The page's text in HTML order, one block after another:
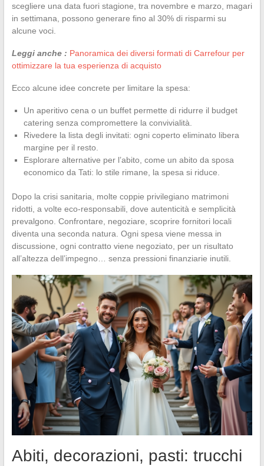
scegliere una data fuori stagione, tra novembre e marzo, magari
in settimana, possono generare fino al 30% di risparmi su
alcune voci.
Leggi anche : Panoramica dei diversi formati di Carrefour per
ottimizzare la tua esperienza di acquisto
Ecco alcune idee concrete per limitare la spesa:
Un aperitivo cena o un buffet permette di ridurre il budget
catering senza compromettere la convivialità.
Rivedere la lista degli invitati: ogni coperto eliminato libera
margine per il resto.
Esplorare alternative per l’abito, come un abito da sposa
economico da Tati: lo stile rimane, la spesa si riduce.
Dopo la crisi sanitaria, molte coppie privilegiano matrimoni
ridotti, a volte eco-responsabili, dove autenticità e semplicità
prevalgono. Confrontare, negoziare, scoprire fornitori locali
diventa una seconda natura. Ogni spesa viene messa in
discussione, ogni contratto viene negoziato, per un risultato
all’altezza dell’impegno… senza pressioni finanziarie inutili.
Abiti, decorazioni, pasti: trucchi